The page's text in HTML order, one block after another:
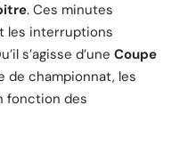
. Ces minutes
les interruptions
s’agisse d’une Coupe
de championnat, les
fonction des